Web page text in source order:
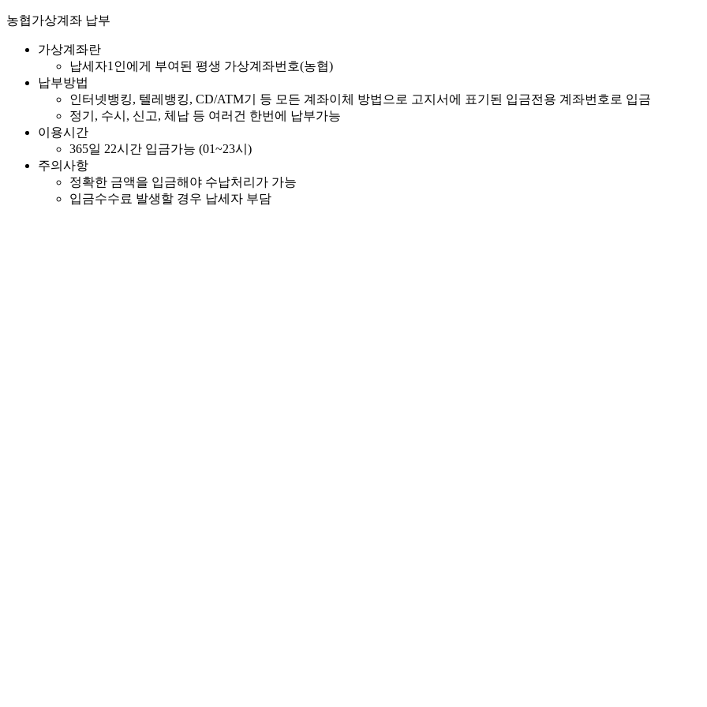
농협가상계좌 납부
가상계좌란
납세자1인에게 부여된 평생 가상계좌번호(농협)
납부방법
인터넷뱅킹, 텔레뱅킹, CD/ATM기 등 모든 계좌이체 방법으로 고지서에 표기된 입금전용 계좌번호로 입금
정기, 수시, 신고, 체납 등 여러건 한번에 납부가능
이용시간
365일 22시간 입금가능 (01~23시)
주의사항
정확한 금액을 입금해야 수납처리가 가능
입금수수료 발생할 경우 납세자 부담